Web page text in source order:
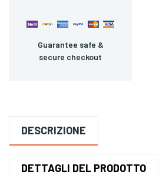
Guarantee safe &
secure checkout
DESCRIZIONE
DETTAGLI DEL PRODOTTO